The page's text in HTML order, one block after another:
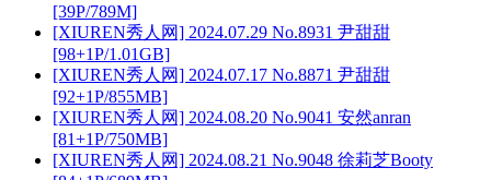
[39P/789M]
[XIUREN秀人网] 2024.07.29 No.8931 尹甜甜
[98+1P/1.01GB]
[XIUREN秀人网] 2024.07.17 No.8871 尹甜甜
[92+1P/855MB]
[XIUREN秀人网] 2024.08.20 No.9041 安然anran
[81+1P/750MB]
[XIUREN秀人网] 2024.08.21 No.9048 徐莉芝Booty